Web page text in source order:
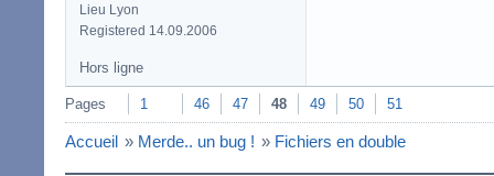
Lieu Lyon
Registered 14.09.2006
Hors ligne
Pages 1 46 47 48 49 50 51
Accueil » Merde.. un bug ! » Fichiers en double